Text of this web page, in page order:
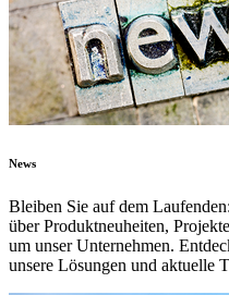
News
Bleiben Sie auf dem
über Produktneuheiten,
um unser Unternehmen.
unsere Lösungen und aktuelle